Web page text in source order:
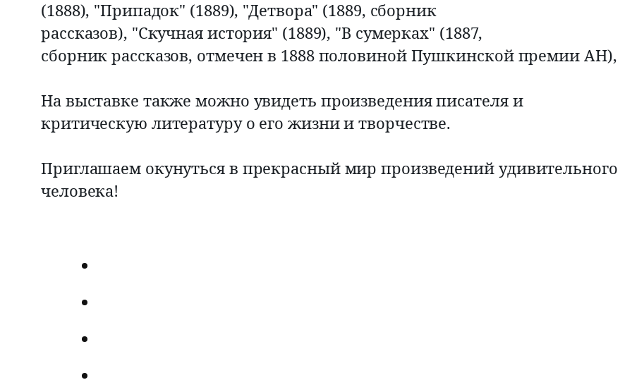
(1888), "Припадок" (1889), "Детвора" (1889, сборник
рассказов), "Скучная история" (1889), "В сумерках" (1887,
сборник рассказов, отмечен в 1888 половиной Пушкинской премии АН),
На выставке также можно увидеть произведения писателя и
критическую литературу о его жизни и творчестве.
Приглашаем окунуться в прекрасный мир произведений удивительного
человека!